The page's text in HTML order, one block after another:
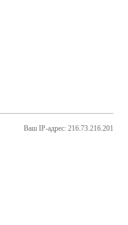
Ваш IP-адрес: 216.73.216.201